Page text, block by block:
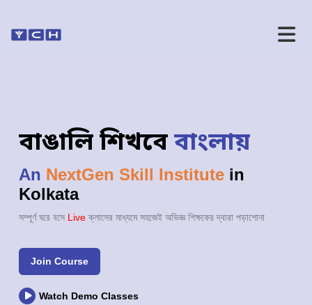
বাঙালি শিখবেবাংলায়
An NextGen Skill Institute in
Kolkata
সম্পূর্ণ ঘরে বসে Liveক্লাসের মাধ্যমে সহজেই অভিজ্ঞ শিক্ষকের দ্বারা পড়াশোনা
Join Course
Watch Demo Classes